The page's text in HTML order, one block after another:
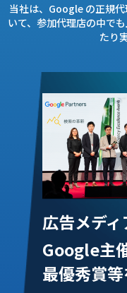
当社は、Google の正規
いて、 参加代理店の中で
たり
広告メデ
Google主
最優秀賞